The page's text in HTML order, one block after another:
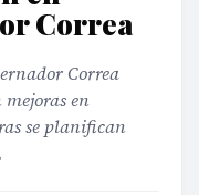
Correa
Correa
en
se planifican